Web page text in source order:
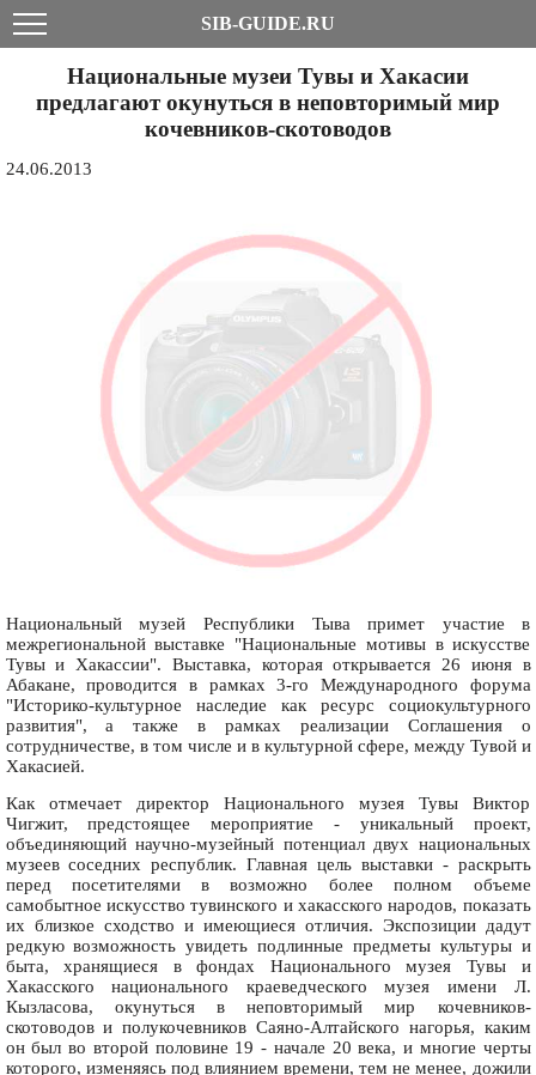
SIB-GUIDE.RU
Национальные музеи Тувы и Хакасии
предлагают окунуться в неповторимый мир
кочевников-скотоводов
24.06.2013
Национальный музей Республики Тыва примет участие в
межрегиональной выставке "Национальные мотивы в искусстве
Тувы и Хакассии". Выставка, которая открывается 26 июня в
Абакане, проводится в рамках 3-го Международного форума
"Историко-культурное наследие как ресурс социокультурного
развития", а также в рамках реализации Соглашения о
сотрудничестве, в том числе и в культурной сфере, между Тувой и
Хакасией.
Как отмечает директор Национального музея Тувы Виктор
Чигжит, предстоящее мероприятие - уникальный проект,
объединяющий научно-музейный потенциал двух национальных
музеев соседних республик. Главная цель выставки - раскрыть
перед посетителями в возможно более полном объеме
самобытное искусство тувинского и хакасского народов, показать
их близкое сходство и имеющиеся отличия. Экспозиции дадут
редкую возможность увидеть подлинные предметы культуры и
быта, хранящиеся в фондах Национального музея Тувы и
Хакасского национального краеведческого музея имени Л.
Кызласова, окунуться в неповторимый мир кочевников-
скотоводов и полукочевников Саяно-Алтайского нагорья, каким
он был во второй половине 19 - начале 20 века, и многие черты
которого, изменяясь под влиянием времени, тем не менее, дожили